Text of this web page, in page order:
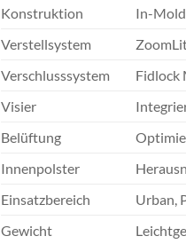
Konstruktion
In-Mold
Verstellsystem
Verschlusssystem
Fidlock
Visier
Belüftung
Innenpolster
Einsatzbereich
Urban,
Gewicht